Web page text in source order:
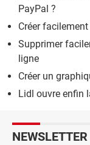
PayPal ?
Créer
Supprimer
ligne
Créer un
Lidl ouvre enfin
NEWSLETTER